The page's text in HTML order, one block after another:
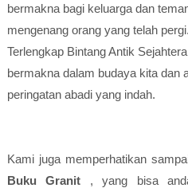
bermakna bagi keluarga dan
mengenang orang yang telah
Terlengkap Bintang Antik
bermakna dalam budaya kita dan
peringatan abadi yang indah.
Kami juga memperhatikan
Buku Granit , yang bisa